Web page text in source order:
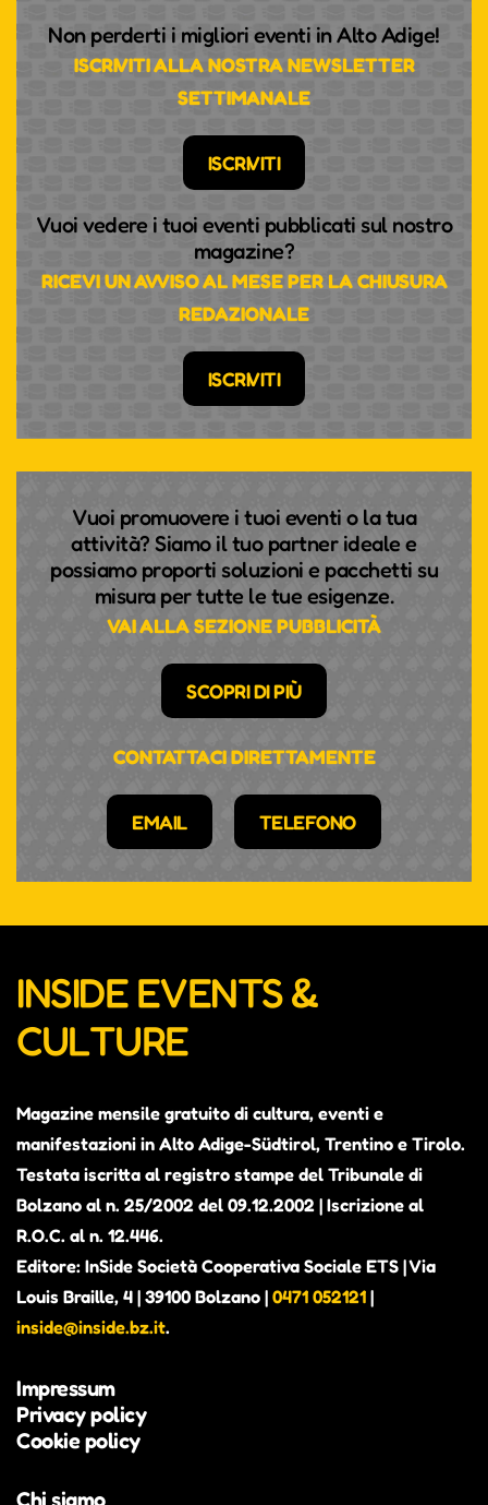
Non perderti i migliori eventi in Alto Adige!
ISCRIVITI ALLA NOSTRA NEWSLETTER
SETTIMANALE
ISCRIVITI
Vuoi vedere i tuoi eventi pubblicati sul nostro
magazine?
RICEVI UN AVVISO AL MESE PER LA CHIUSURA
REDAZIONALE
ISCRIVITI
Vuoi promuovere i tuoi eventi o la tua
attività? Siamo il tuo partner ideale e
possiamo proporti soluzioni e pacchetti su
misura per tutte le tue esigenze.
VAI ALLA SEZIONE PUBBLICITÀ
SCOPRI DI PIÙ
CONTATTACI DIRETTAMENTE
EMAIL TELEFONO
INSIDE EVENTS &
CULTURE
Magazine mensile gratuito di cultura, eventi e
manifestazioni in Alto Adige-Südtirol, Trentino e Tirolo.
Testata iscritta al registro stampe del Tribunale di
Bolzano al n. 25/2002 del 09.12.2002 | Iscrizione al
R.O.C. al n. 12.446.
Editore: InSide Società Cooperativa Sociale ETS | Via
Louis Braille, 4 | 39100 Bolzano | 0471 052121 |
inside@inside.bz.it.
Impressum
Privacy policy
Cookie policy